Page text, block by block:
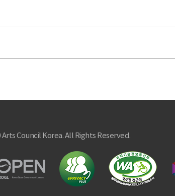
Council Korea. All Rights Reserved.